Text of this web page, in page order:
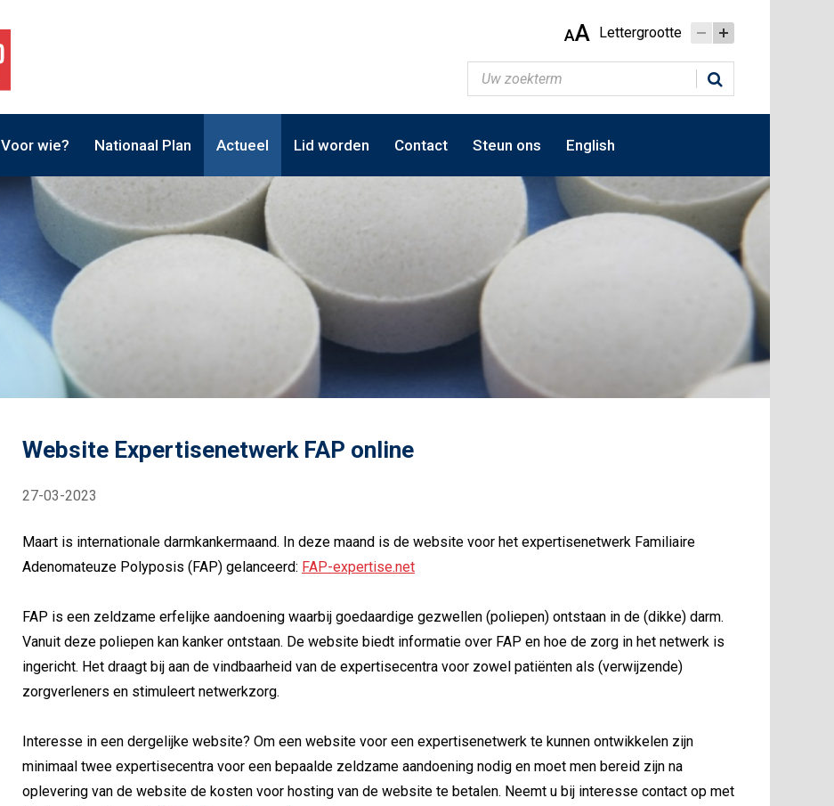
AA Lettergrootte
Voor wie? Nationaal Plan Actueel Lid worden Contact Steun ons English
Website Expertisenetwerk FAP online
27-03-2023
Maart is internationale darmkankermaand. In deze maand is de website voor het expertisenetwerk Familiaire
Adenomateuze Polyposis (FAP) gelanceerd: FAP-expertise.net
FAP is een zeldzame erfelijke aandoening waarbij goedaardige gezwellen (poliepen) ontstaan in de (dikke) darm.
Vanuit deze poliepen kan kanker ontstaan. De website biedt informatie over FAP en hoe de zorg in het netwerk is
ingericht. Het draagt bij aan de vindbaarheid van de expertisecentra voor zowel patiënten als (verwijzende)
zorgverleners en stimuleert netwerkzorg.
Interesse in een dergelijke website? Om een website voor een expertisenetwerk te kunnen ontwikkelen zijn
minimaal twee expertisecentra voor een bepaalde zeldzame aandoening nodig en moet men bereid zijn na
oplevering van de website de kosten voor hosting van de website te betalen. Neemt u bij interesse contact op met